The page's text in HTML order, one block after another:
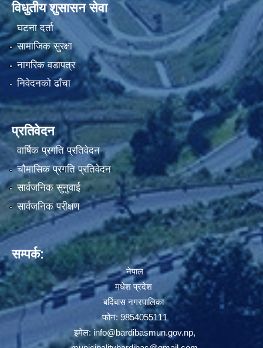
विधुतीय शुसासन सेवा
घटना दर्ता
सामाजिक सुरक्षा
नागरिक वडापत्र
निवेदनको ढाँचा
प्रतिवेदन
वार्षिक प्रगति प्रतिवेदन
चौमासिक प्रगति प्रतिवेदन
सार्वजनिक सुनुवाई
सार्वजनिक परीक्षण
सम्पर्क:
नेपाल
मधेश प्रदेश
बर्दिबास नगरपालिका
फोन: 9854055111
इमेल:info@bardibasmun.gov.np,